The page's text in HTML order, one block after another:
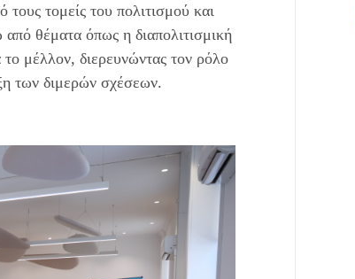
τομείς του πολιτισμού και
θέματα όπως η διαπολιτισμική
μέλλον, διερευνώντας τον ρόλο
των διμερών σχέσεων.